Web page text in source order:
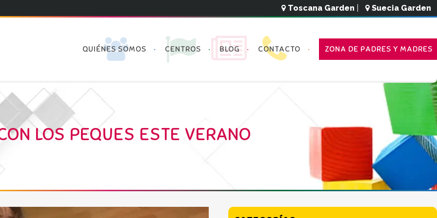
Toscana Garden Suecia Garden
QUIÉNES SOMOS CENTROS BLOG CONTACTO ZONA DE PADRES Y MADRES
LOS PEQUES ESTE VERANO